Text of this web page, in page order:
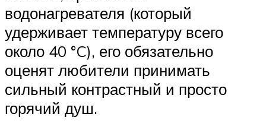
водонагревателя (который
удерживает температуру всего
около 40 °C), его обязательно
оценят любители принимать
сильный контрастный и просто
горячий душ.